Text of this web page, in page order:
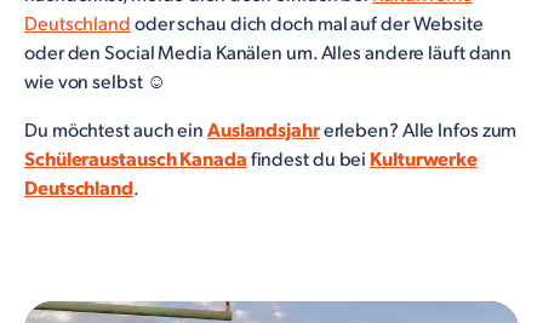
Deutschland oder schau dich doch mal auf der Website
oder den Social Media Kanälen um. Alles andere läuft dann
wie von selbst ☺
Du möchtest auch ein Auslandsjahrerleben? Alle Infos zum
Schüleraustausch Kanada findest du bei Kulturwerke
Deutschland.